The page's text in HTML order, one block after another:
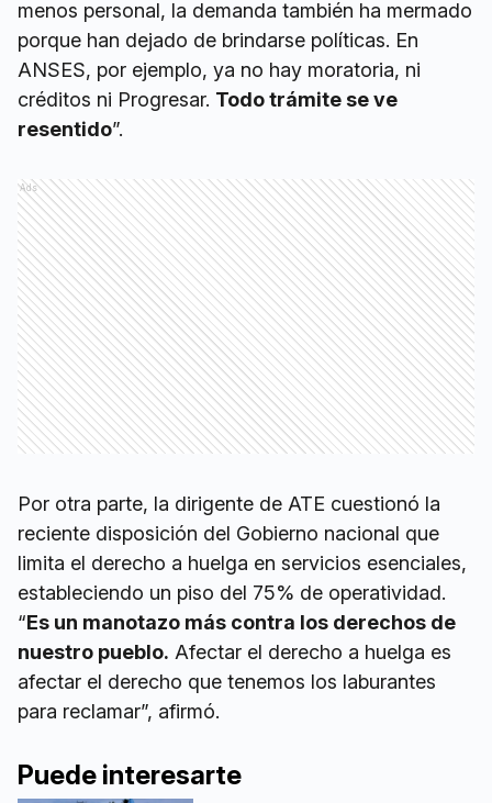
menos personal, la demanda también ha mermado
porque han dejado de brindarse políticas. En
ANSES, por ejemplo, ya no hay moratoria, ni
créditos ni Progresar. Todo trámite se ve
resentido”.
Ads
Por otra parte, la dirigente de ATE cuestionó la
reciente disposición del Gobierno nacional que
limita el derecho a huelga en servicios esenciales,
estableciendo un piso del 75% de operatividad.
“Es un manotazo más contra los derechos de
nuestro pueblo. Afectar el derecho a huelga es
afectar el derecho que tenemos los laburantes
para reclamar”, afirmó.
Puede interesarte